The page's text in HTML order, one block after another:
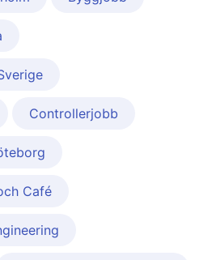
Controllerjobb
Café